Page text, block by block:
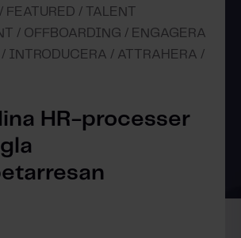
FEATURED / TALENT
/ OFFBOARDING / ENGAGERA
INTRODUCERA / ATTRAHERA /
HR-processer